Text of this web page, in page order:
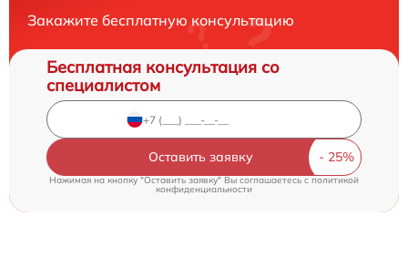
Закажите бесплатную консультацию
Бесплатная консультация со
специалистом
Оставить заявку
Нажимая на кнопку "Оставить заявку" Вы соглашаетесь cполитикой
конфиденциальности